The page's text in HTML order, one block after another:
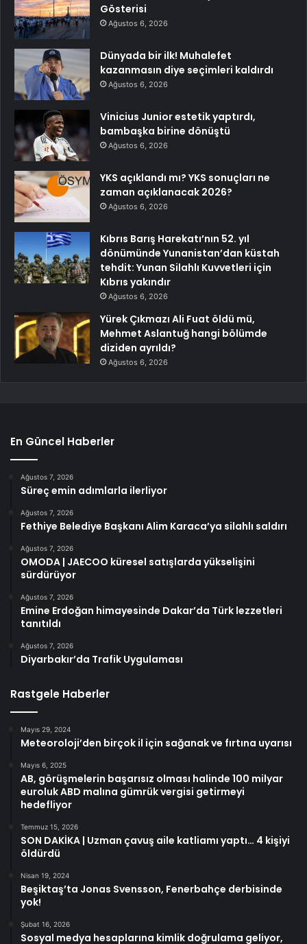
Gösterisi
Ağustos 6, 2026
Dünyada bir ilk! Muhalefet
kazanmasın diye seçimleri kaldırdı
Ağustos 6, 2026
Vinicius Junior estetik yaptırdı,
bambaşka birine dönüştü
Ağustos 6, 2026
YKS açıklandı mı? YKS sonuçları ne
zaman açıklanacak 2026?
Ağustos 6, 2026
Kıbrıs Barış Harekatı’nın 52. yıl
dönümünde Yunanistan’dan küstah
tehdit: Yunan Silahlı Kuvvetleri için
Kıbrıs yakındır
Ağustos 6, 2026
Yürek Çıkmazı Ali Fuat öldü mü,
Mehmet Aslantuğ hangi bölümde
diziden ayrıldı?
Ağustos 6, 2026
En Güncel Haberler
Ağustos 7, 2026
Süreç emin adımlarla ilerliyor
Ağustos 7, 2026
Fethiye Belediye Başkanı Alim Karaca’ya silahlı saldırı
Ağustos 7, 2026
OMODA | JAECOO küresel satışlarda yükselişini
sürdürüyor
Ağustos 7, 2026
Emine Erdoğan himayesinde Dakar’da Türk lezzetleri
tanıtıldı
Ağustos 7, 2026
Diyarbakır’da Trafik Uygulaması
Rastgele Haberler
Mayıs 29, 2024
Meteoroloji’den birçok il için sağanak ve fırtına uyarısı
Mayıs 6, 2025
AB, görüşmelerin başarısız olması halinde 100 milyar
euroluk ABD malına gümrük vergisi getirmeyi
hedefliyor
Temmuz 15, 2026
SON DAKİKA | Uzman çavuş aile katliamı yaptı… 4 kişiyi
öldürdü
Nisan 19, 2024
Beşiktaş’ta Jonas Svensson, Fenerbahçe derbisinde
yok!
Şubat 16, 2026
Sosyal medya hesaplarına kimlik doğrulama geliyor,